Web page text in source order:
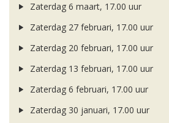
Zaterdag 6 maart, 17.00 uur
Zaterdag 27 februari, 17.00 uur
Zaterdag 20 februari, 17.00 uur
Zaterdag 13 februari, 17.00 uur
Zaterdag 6 februari, 17.00 uur
Zaterdag 30 januari, 17.00 uur